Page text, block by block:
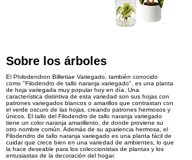
Sobre los árboles
El Philodendron Billietiae Variegado, también conocido
como "Filodendro de tallo naranja variegado", es una planta
de hoja variegada muy popular hoy en día. Una
característica distintiva de esta variedad son sus hojas con
patrones variegados blancos o amarillos que contrastan con
el verde oscuro de las hojas, creando patrones hermosos y
únicos. El tallo del Filodendro de tallo naranja variegado
tiene un color naranja amarillento, de donde proviene su
otro nombre común. Además de su apariencia hermosa, el
Filodendro de tallo naranja variegado es una planta fácil de
cuidar que crece bien en una variedad de ambientes, lo que
la hace deseable para los coleccionistas de plantas y los
entusiastas de la decoración del hogar.